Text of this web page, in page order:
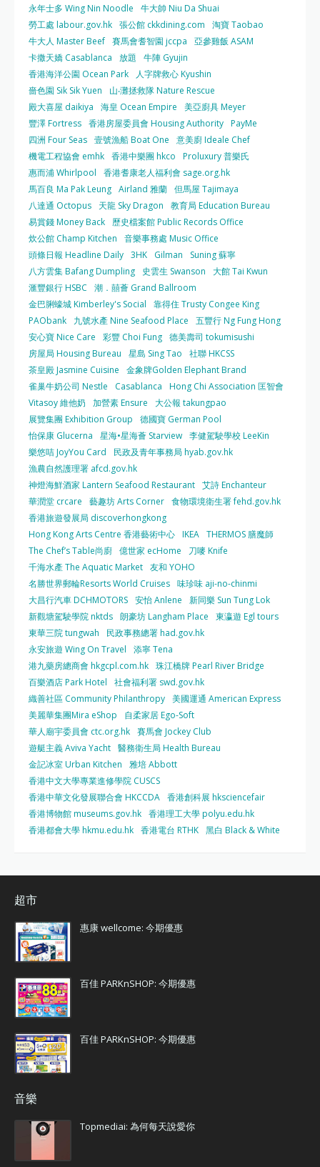
永年士多 Wing Nin Noodle
牛大帥 Niu Da Shuai
勞工處 labour.gov.hk 張公館 ckkdining.com
淘寶 Taobao
牛大人 Master Beef 賽馬會耆智園 jccpa
亞參雞飯 ASAM
卡撒天嬌 Casablanca
放題
牛陣 Gyujin
香港海洋公園 Ocean Park
人字牌救心 Kyushin
嗇色園 Sik Sik Yuen
山‧灘拯救隊 Nature Rescue
殿大喜屋 daikiya
海皇 Ocean Empire
美亞廚具 Meyer
豐澤 Fortress 香港房屋委員會 Housing Authority PayMe
四洲 Four Seas 壹號漁船 Boat One
意美廚 Ideale Chef
機電工程協會 emhk 香港中樂團 hkco
Proluxury 普樂氏
惠而浦 Whirlpool
香港耆康老人福利會 sage.org.hk
馬百良 Ma Pak Leung Airland 雅蘭 但馬屋 Tajimaya
八達通 Octopus
天龍 Sky Dragon
教育局 Education Bureau
易賞錢 Money Back
歷史檔案館 Public Records Office
炊公館 Champ Kitchen
音樂事務處 Music Office
頭條日報 Headline Daily 3HK Gilman
Suning 蘇寧
八方雲集 Bafang Dumpling
史雲生 Swanson
大館 Tai Kwun
滙豐銀行 HSBC
潮．囍薈 Grand Ballroom
金巴脷蠔城 Kimberley's Social
靠得住 Trusty Congee King
PAObank
九號水產 Nine Seafood Place
五豐行 Ng Fung Hong
安心寶 Nice Care
彩豐 Choi Fung 德美壽司 tokumisushi
房屋局 Housing Bureau
星島 Sing Tao
社聯 HKCSS
茶皇殿 Jasmine Cuisine
金象牌Golden Elephant Brand
雀巢牛奶公司 Nestle
Casablanca
Hong Chi Association 匡智會
Vitasoy 維他奶
加營素 Ensure
大公報 takungpao
展覽集團 Exhibition Group
德國寶 German Pool
怡保康 Glucerna
星海•星海薈 Starview 李健駕駛學校 LeeKin
樂悠咭 JoyYou Card
民政及青年事務局 hyab.gov.hk
漁農自然護理署 afcd.gov.hk
神燈海鮮酒家 Lantern Seafood Restaurant 艾詩 Enchanteur
華潤堂 crcare
藝趣坊 Arts Corner 食物環境衛生署 fehd.gov.hk
香港旅遊發展局 discoverhongkong
Hong Kong Arts Centre 香港藝術中心 IKEA THERMOS 膳魔師
The Chef’s Table尚廚 億世家 ecHome
刀嘜 Knife
千海水產 The Aquatic Market 友和 YOHO
名勝世界郵輪Resorts World Cruises 味珍味 aji-no-chinmi
大昌行汽車 DCHMOTORS 安怡 Anlene
新同樂 Sun Tung Lok
新觀塘駕駛學院 nktds 朗豪坊 Langham Place
東瀛遊 Egl tours
東華三院 tungwah
民政事務總署 had.gov.hk
永安旅遊 Wing On Travel
添寧 Tena
港九藥房總商會 hkgcpl.com.hk 珠江橋牌 Pearl River Bridge
百樂酒店 Park Hotel
社會福利署 swd.gov.hk
織善社區 Community Philanthropy 美國運通 American Express
美麗華集團Mira eShop
自柔家居 Ego-Soft
華人廟宇委員會 ctc.org.hk 賽馬會 Jockey Club
遊艇主義 Aviva Yacht 醫務衛生局 Health Bureau
金記冰室 Urban Kitchen
雅培 Abbott
香港中文大學專業進修學院 CUSCS
香港中華文化發展聯合會 HKCCDA 香港創科展 hksciencefair
香港博物館 museums.gov.hk 香港理工大學 polyu.edu.hk
香港都會大學 hkmu.edu.hk 香港電台 RTHK 黑白 Black & White
超市
惠康 wellcome: 今期優惠
百佳 PARKnSHOP: 今期優惠
百佳 PARKnSHOP: 今期優惠
音樂
Topmediai: 為何每天說愛你